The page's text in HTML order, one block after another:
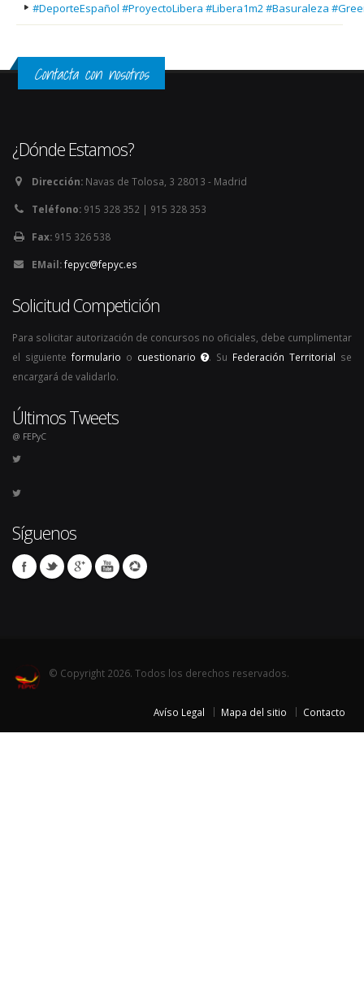
#DeporteEspañol #ProyectoLibera #Libera1m2 #Basuraleza
Contacta con nosotros
¿Dónde Estamos?
Dirección: Navas de Tolosa, 3 28013 - Madrid
Teléfono: 915 328 352 | 915 328 353
Fax: 915 326 538
EMail:fepyc@fepyc.es
Solicitud Competición
Para solicitar autorización de concursos no oficiales, debe cumplimentar
el siguiente formulario o cuestionario . Su Federación Territorial se
encargará de validarlo.
Últimos Tweets
@ FEPyC
Síguenos
© Copyright 2026. Todos los derechos reservados.
Avíso Legal Mapa del sitio Contacto